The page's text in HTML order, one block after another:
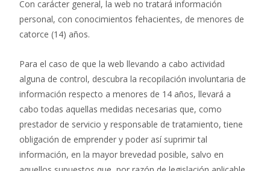
Con carácter general, la web no tratará información
personal, con conocimientos fehacientes, de menores de
catorce (14) años.
Para el caso de que la web llevando a cabo actividad
alguna de control, descubra la recopilación involuntaria de
información respecto a menores de 14 años, llevará a
cabo todas aquellas medidas necesarias que, como
prestador de servicio y responsable de tratamiento, tiene
obligación de emprender y poder así suprimir tal
información, en la mayor brevedad posible, salvo en